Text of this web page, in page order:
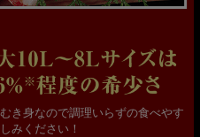
き身なので調理いらずの食べやす
みください！